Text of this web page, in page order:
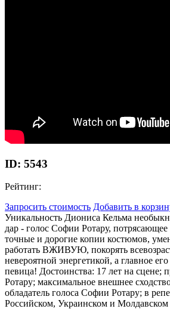
ID: 5543
Рейтинг:
Запросить стоимость Добавить в
Уникальность Диониса Кельма
дар - голос Софии Ротару, потрясающее
точные и дорогие копии костюмов,
работать ВЖИВУЮ, покорять
невероятной энергетикой, а главное
певица! Достоинства: 17 лет на сцене;
Ротару; максимальное внешнее
обладатель голоса Софии Ротару; в
Российском, Украинском и Молдавском